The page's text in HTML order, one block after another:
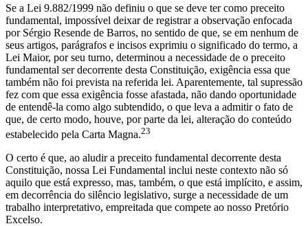
Se a Lei 9.882/1999 não definiu o que se deve ter como preceito
fundamental, impossível deixar de registrar a observação enfocada
por Sérgio Resende de Barros, no sentido de que, se em nenhum de
seus artigos, parágrafos e incisos exprimiu o significado do termo, a
Lei Maior, por seu turno, determinou a necessidade de o preceito
fundamental ser decorrente desta Constituição, exigência essa que
também não foi prevista na referida lei. Aparentemente, tal supressão
fez com que essa exigência fosse afastada, não dando oportunidade
de entendê-la como algo subtendido, o que leva a admitir o fato de
que, de certo modo, houve, por parte da lei, alteração do conteúdo
estabelecido pela Carta Magna.23
O certo é que, ao aludir a preceito fundamental decorrente desta
Constituição, nossa Lei Fundamental inclui neste contexto não só
aquilo que está expresso, mas, também, o que está implícito, e assim,
em decorrência do silêncio legislativo, surge a necessidade de um
trabalho interpretativo, empreitada que compete ao nosso Pretório
Excelso.